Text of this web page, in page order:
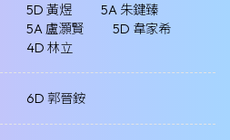
5D 黃煜
5A 朱鍵臻
5A 盧灝賢
5D 韋家希
4D 林立
6D 郭晉銨